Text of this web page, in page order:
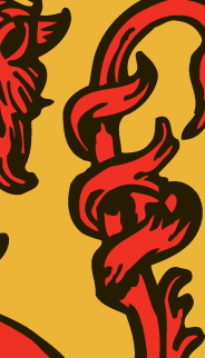
Club 28
Klub 9
Rehab Golf
Dame
Ladies
Torsdags
Torsdags
Mix
Regionsgolf
fra ADP A/S
Golf Union viser at
Hvis du har lyst
sygdomme.